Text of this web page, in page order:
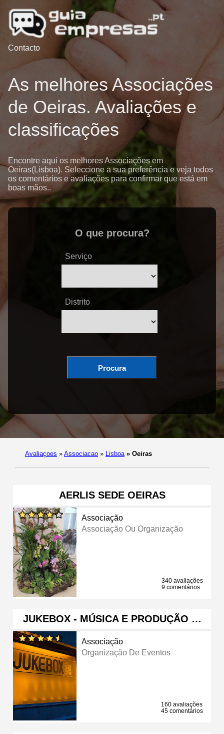
Contacto
As melhores Associações
de Oeiras. Avaliações e
classificações
Encontre aqui os melhores Associações em
Oeiras(Lisboa). Seleccione a sua preferência e veja todos
os comentários e avaliações para confirmar que está em
boas mãos..
O que procura?
Serviço
Distrito
Procura
Avaliaçoes » Associacao » Lisboa » Oeiras
AERLIS SEDE OEIRAS
Associação
Associação Ou Organização
340 avaliações
9 comentários
JUKEBOX - MÚSICA E PRODUÇÃO …
Associação
Organização De Eventos
160 avaliações
45 comentários